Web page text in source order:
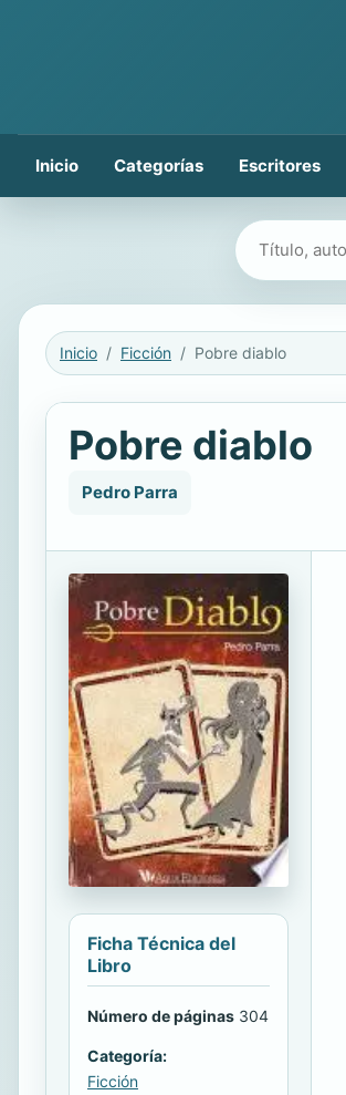
Inicio Categorías Escritores
Buscar libros
Inicio Ficción Pobre diablo
Pobre diablo
Pedro Parra
Ficha Técnica del
Libro
Número de páginas 304
Categoría:
Ficción